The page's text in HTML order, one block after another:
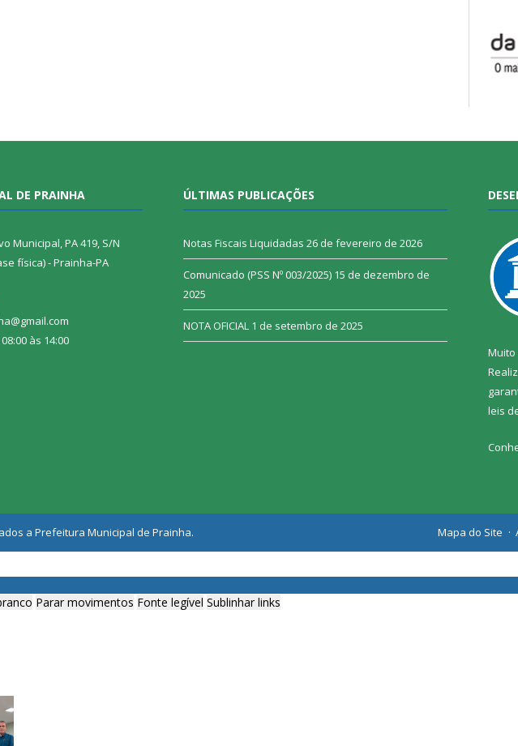
DE PRAINHA
Municipal, PA 419, S/N
física) - Prainha-PA
às 14:00
ÚLTIMAS PUBLICAÇÕES
Notas Fiscais Liquidadas 26 de fevereiro de 2026
Comunicado (PSS Nº 003/2025) 15 de dezembro de
2025
NOTA OFICIAL 1 de setembro de 2025
Muito
leis
a Prefeitura Municipal de Prainha. Mapa do Site
Parar movimentos Fonte legível Sublinhar links